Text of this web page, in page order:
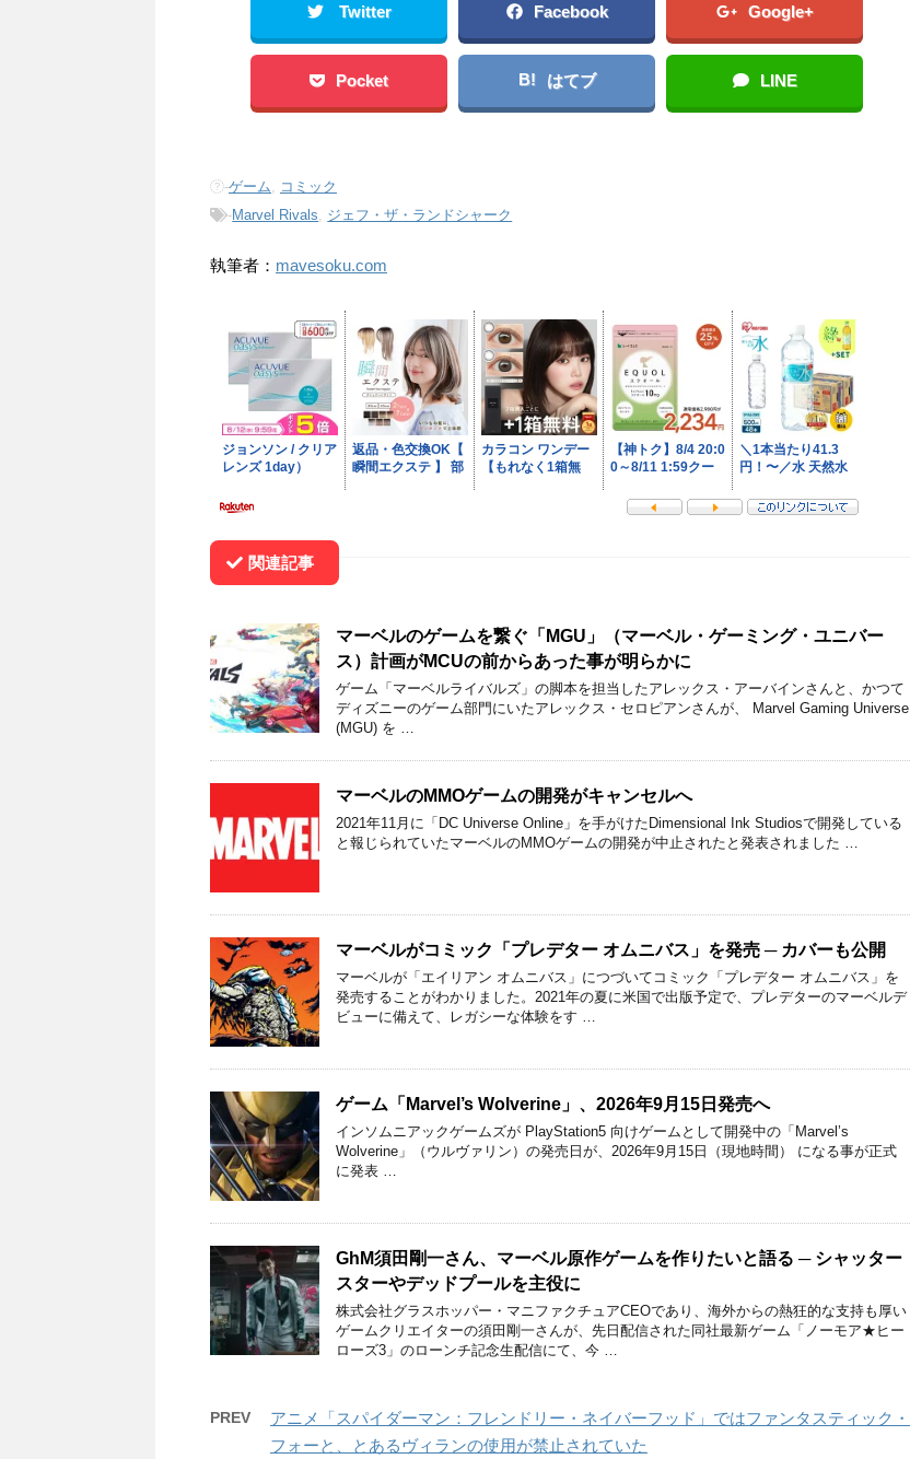
Twitter Facebook Google+
Pocket B! はてブ LINE
-ゲーム
コミック
-Marvel Rivals ジェフ・ザ・ランドシャーク
執筆者： mavesoku.com
関連記事
マーベルのゲームを繋ぐ「MGU」（マーベル・ゲーミング・ユニバー
ス）計画がMCUの前からあった事が明らかに
ゲーム「マーベルライバルズ」の脚本を担当したアレックス・アーバインさんと、かつて
ディズニーのゲーム部門にいたアレックス・セロピアンさんが、 Marvel Gaming Universe
(MGU) を …
マーベルのMMOゲームの開発がキャンセルへ
2021年11月に「DC Universe Online」を手がけたDimensional Ink Studiosで開発している
と報じられていたマーベルのMMOゲームの開発が中止されたと発表されました …
マーベルがコミック「プレデター オムニバス」を発売 ─ カバーも公開
マーベルが「エイリアン オムニバス」につづいてコミック「プレデター オムニバス」を
発売することがわかりました。2021年の夏に米国で出版予定で、プレデターのマーベルデ
ビューに備えて、レガシーな体験をす …
ゲーム「Marvel’s Wolverine」、2026年9月15日発売へ
インソムニアックゲームズが PlayStation5 向けゲームとして開発中の「Marvel’s
Wolverine」（ウルヴァリン）の発売日が、2026年9月15日（現地時間） になる事が正式
に発表 …
GhM須田剛一さん、マーベル原作ゲームを作りたいと語る ─ シャッター
スターやデッドプールを主役に
株式会社グラスホッパー・マニファクチュアCEOであり、海外からの熱狂的な支持も厚い
ゲームクリエイターの須田剛一さんが、先日配信された同社最新ゲーム「ノーモア★ヒー
ローズ3」のローンチ記念生配信にて、今 …
PREV
アニメ「スパイダーマン：フレンドリー・ネイバーフッド」ではファンタスティック・
フォーと、とあるヴィランの使用が禁止されていた